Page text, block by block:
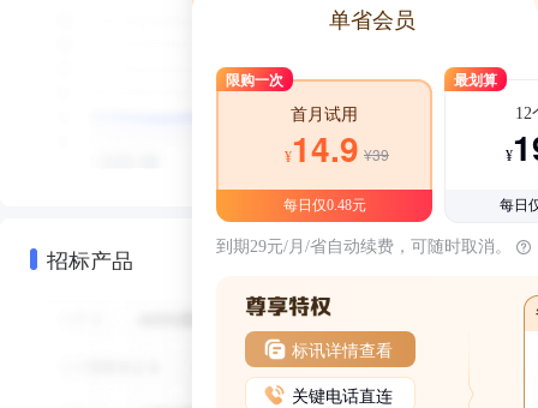
招标产品
单省会员
限购一次
首月试用
¥14.9 ¥39
每日仅0.48元
最划算
12
¥
每日
到期29元/月/省自动续费，可随时取消。
标讯详情查看
关键电话直连